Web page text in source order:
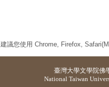
建議您使用 Chrome, Firefox,
臺灣大學文學院佛
National Taiwan